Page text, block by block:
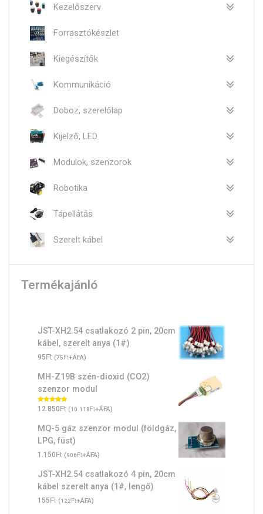
Kezelőszerv
Forrasztókészlet
Kiegészítők
Kommunikáció
Doboz, szerelőlap
Kijelző, LED
Modulok, szenzorok
Robotika
Tápellátás
Szerelt kábel
Termékajánló
JST-XH2.54 csatlakozó 2 pin, 20cm
kábel, szerelt anya (1#)
95Ft (75Ft+ÁFA)
MH-Z19B szén-dioxid (CO2)
szenzor modul
Értékelés:
5.00 / 5
12.850Ft (10.118Ft+ÁFA)
MQ-5 gáz szenzor modul (földgáz,
LPG, füst)
1.150Ft (906Ft+ÁFA)
JST-XH2.54 csatlakozó 4 pin, 20cm
kábel szerelt anya (1#, lengő)
155Ft (122Ft+ÁFA)